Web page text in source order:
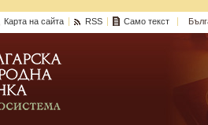
Карта на сайта RSS Само текст